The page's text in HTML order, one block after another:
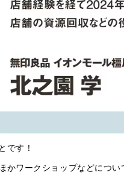
です！
かワークショップなどについ